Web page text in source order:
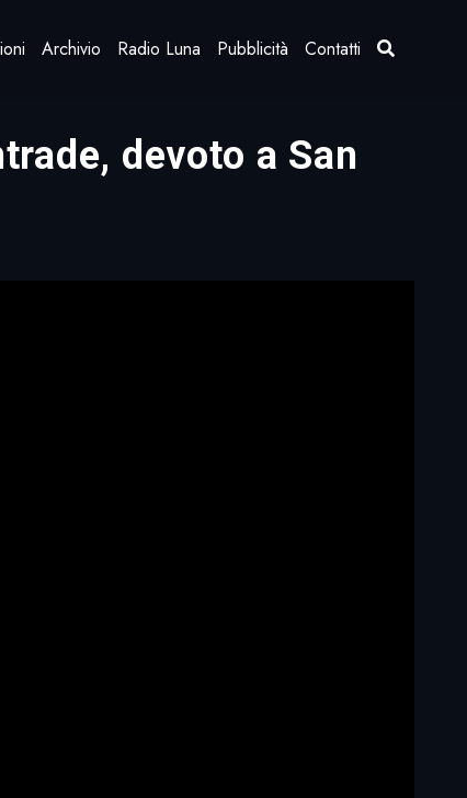
Archivio Radio Luna Pubblicità Contatti
devoto a San